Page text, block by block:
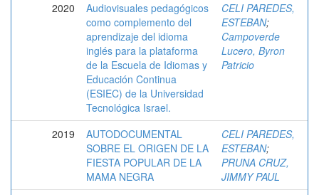
2020
Audiovisuales pedagógicos
como complemento del
aprendizaje del idioma
inglés para la plataforma
de la Escuela de Idiomas y
Educación Continua
(ESIEC) de la Universidad
Tecnológica Israel.
CELI PAREDES,
ESTEBAN;
Campoverde
Lucero, Byron
Patricio
2019
AUTODOCUMENTAL
SOBRE EL ORIGEN DE LA
FIESTA POPULAR DE LA
MAMA NEGRA
CELI PAREDES,
ESTEBAN;
PRUNA CRUZ,
JIMMY PAUL